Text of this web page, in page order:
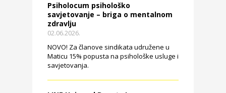
Psiholocum psihološko
savjetovanje – briga o mentalnom
zdravlju
02.06.2026.
NOVO! Za članove sindikata udružene u
Maticu 15% popusta na psihološke usluge i
savjetovanja.